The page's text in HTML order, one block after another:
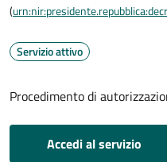
(
Servizio attivo
Procedimento di
Accedi al servizio